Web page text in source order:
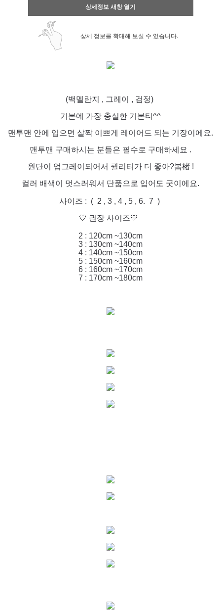
상세정보 새창 열기
상세 정보를 확대해 보실 수 있습니다.
(백멜란지 , 그레이 , 검정)
기본에 가장 충실한 기본티^^
맨투맨 안에 입으면 살짝 이쁘게 레이어드 되는 기장이에요.
맨투맨 구매하시는 분들은 필수로 구매하세요 .
원단이 업그레이되어서 퀄리티가 더 좋아?봅楮 !
컬러 배색이 멋스러워서 단품으로 입어도 굿이에요.
사이즈 : ( 2 , 3 , 4 , 5 , 6. 7 )
💛 권장 사이즈💛
2 : 120cm ~130cm
3 : 130cm ~140cm
4 : 140cm ~150cm
5 : 150cm ~160cm
6 : 160cm ~170cm
7 : 170cm ~180cm